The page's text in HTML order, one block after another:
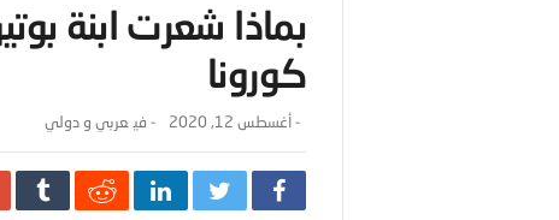
بماذا شعرت ابنة
كورونا
- أغسطس 12, 2020 - ‎في عربي و دولي